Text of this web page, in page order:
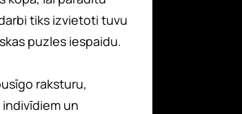
tiks izvietoti tuvu
puzles iespaidu.
raksturu,
un